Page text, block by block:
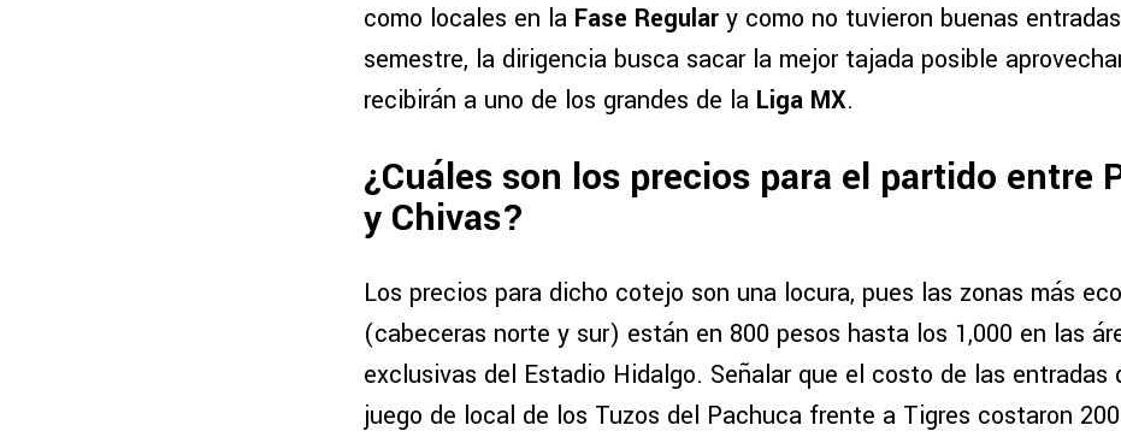
como locales en la Fase Regular y como no tuvieron buenas
semestre, la dirigencia busca sacar la mejor tajada posible
recibirán a uno de los grandes de la Liga MX.
¿Cuáles son los precios para el partido entre
y Chivas?
Los precios para dicho cotejo son una locura, pues las zonas más
(cabeceras norte y sur) están en 800 pesos hasta los 1,000 en las
exclusivas del Estadio Hidalgo. Señalar que el costo de las entradas
juego de local de los Tuzos del Pachuca frente a Tigres costaron